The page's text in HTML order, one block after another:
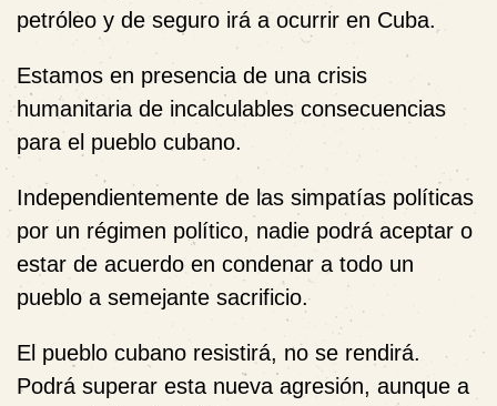
petróleo y de seguro irá a ocurrir en Cuba.
Estamos en presencia de una crisis
humanitaria de incalculables consecuencias
para el pueblo cubano.
Independientemente de las simpatías políticas
por un régimen político, nadie podrá aceptar o
estar de acuerdo en condenar a todo un
pueblo a semejante sacrificio.
El pueblo cubano resistirá, no se rendirá.
Podrá superar esta nueva agresión, aunque a